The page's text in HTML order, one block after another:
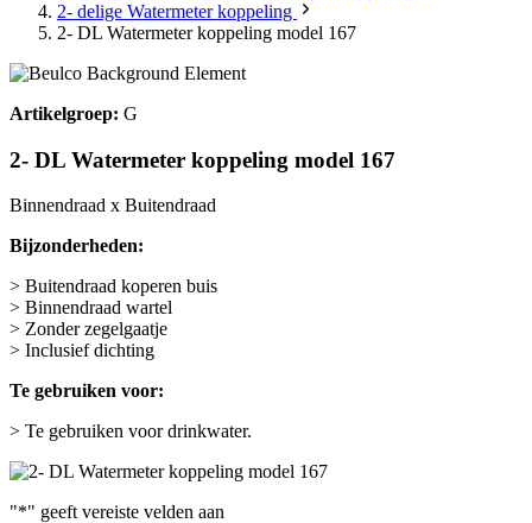
2- delige Watermeter koppeling
2- DL Watermeter koppeling model 167
Artikelgroep: G
2- DL Watermeter koppeling model 167
Binnendraad x Buitendraad
Bijzonderheden:
> Buitendraad koperen buis
> Binnendraad wartel
> Zonder zegelgaatje
> Inclusief dichting
Te gebruiken voor:
> Te gebruiken voor drinkwater.
"*" geeft vereiste velden aan